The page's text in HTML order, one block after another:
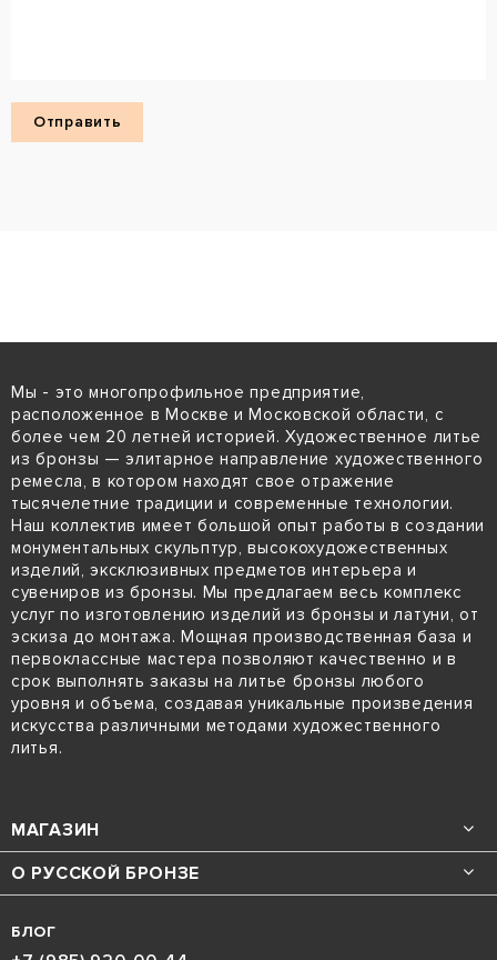
Мы - это многопрофильное предприятие,
расположенное в Москве и Московской области, с
более чем 20 летней историей. Художественное литье
из бронзы — элитарное направление художественного
ремесла, в котором находят свое отражение
тысячелетние традиции и современные технологии.
Наш коллектив имеет большой опыт работы в создании
монументальных скульптур, высокохудожественных
изделий, эксклюзивных предметов интерьера и
сувениров из бронзы. Мы предлагаем весь комплекс
услуг по изготовлению изделий из бронзы и латуни, от
эскиза до монтажа. Мощная производственная база и
первоклассные мастера позволяют качественно и в
срок выполнять заказы на литье бронзы любого
уровня и объема, создавая уникальные произведения
искусства различными методами художественного
литья.
МАГАЗИН
О РУССКОЙ БРОНЗЕ
БЛОГ